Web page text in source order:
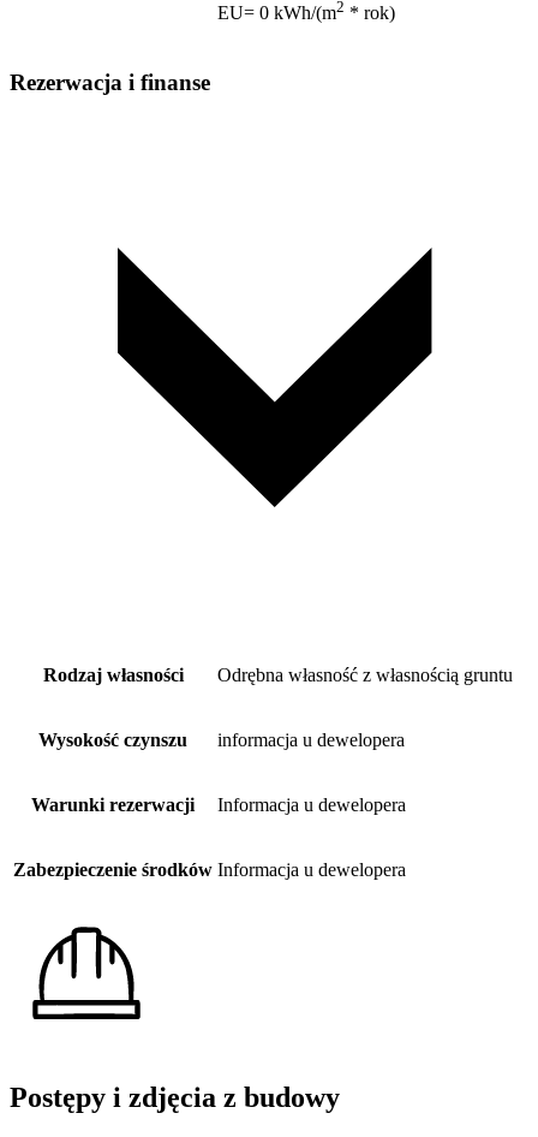
EU= 0 kWh/(m2 * rok)
Rezerwacja i finanse
Rodzaj własności Odrębna własność z własnością gruntu
Wysokość czynszu informacja u dewelopera
Warunki rezerwacji Informacja u dewelopera
Zabezpieczenie środków Informacja u dewelopera
Postępy i zdjęcia z budowy